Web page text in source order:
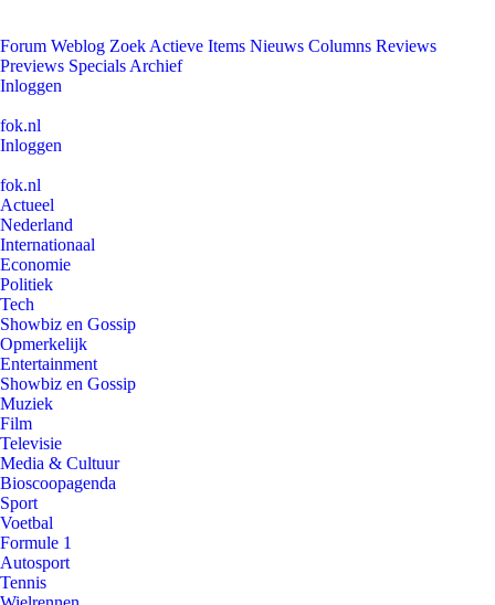
Forum Weblog Zoek Actieve Items Nieuws Columns Reviews
Previews Specials Archief
Inloggen
fok.nl
Inloggen
fok.nl
Actueel
Nederland
Internationaal
Economie
Politiek
Tech
Showbiz en Gossip
Opmerkelijk
Entertainment
Showbiz en Gossip
Muziek
Film
Televisie
Media & Cultuur
Bioscoopagenda
Sport
Voetbal
Formule 1
Autosport
Tennis